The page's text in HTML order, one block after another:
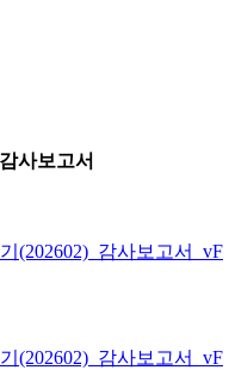
사보고서
(202602)_감사보고서_vF
(202602)_감사보고서_vF